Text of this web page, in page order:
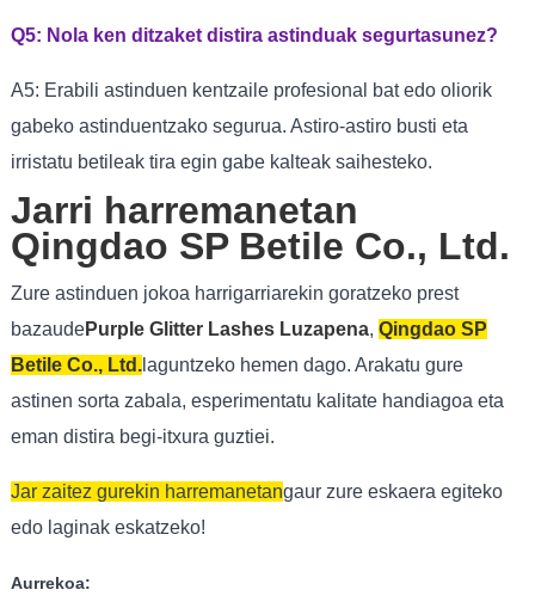
Q5: Nola ken ditzaket distira astinduak segurtasunez?
A5: Erabili astinduen kentzaile profesional bat edo oliorik
gabeko astinduentzako segurua. Astiro-astiro busti eta
irristatu betileak tira egin gabe kalteak saihesteko.
Jarri harremanetan
Qingdao SP Betile Co., Ltd.
Zure astinduen jokoa harrigarriarekin goratzeko prest
bazaudePurple Glitter Lashes Luzapena, Qingdao SP
Betile Co., Ltd.laguntzeko hemen dago. Arakatu gure
astinen sorta zabala, esperimentatu kalitate handiagoa eta
eman distira begi-itxura guztiei.
Jar zaitez gurekin harremanetangaur zure eskaera egiteko
edo laginak eskatzeko!
Aurrekoa: